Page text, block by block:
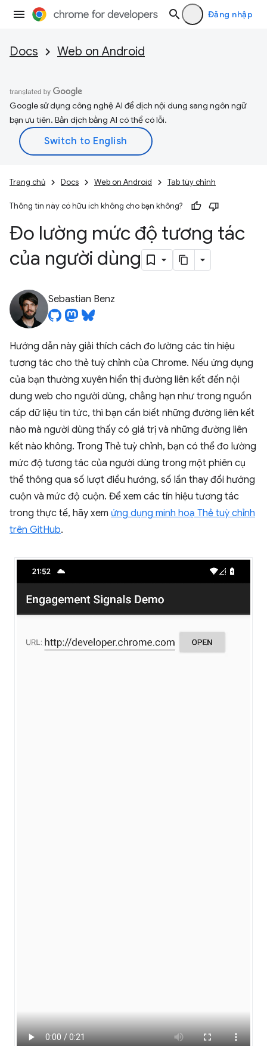
Đăng nhập
Docs Web on Android
Google sử dụng công nghệ AI để dịch nội dung sang ngôn ngữ
bạn ưu tiên. Bản dịch bằng AI có thể có lỗi.
Trang chủ Docs Web on Android Tab tùy chỉnh
Thông tin này có hữu ích không cho bạn không?
Đo lường mức độ tương tác
của người dùng
Sebastian Benz
Hướng dẫn này giải thích cách đo lường các tín hiệu
tương tác cho thẻ tuỳ chỉnh của Chrome. Nếu ứng dụng
của bạn thường xuyên hiển thị đường liên kết đến nội
dung web cho người dùng, chẳng hạn như trong nguồn
cấp dữ liệu tin tức, thì bạn cần biết những đường liên kết
nào mà người dùng thấy có giá trị và những đường liên
kết nào không. Trong Thẻ tuỳ chỉnh, bạn có thể đo lường
mức độ tương tác của người dùng trong một phiên cụ
thể thông qua số lượt điều hướng, số lần thay đổi hướng
cuộn và mức độ cuộn. Để xem các tín hiệu tương tác
trong thực tế, hãy xem ứng dụng minh hoạ Thẻ tuỳ chỉnh
trên GitHub.